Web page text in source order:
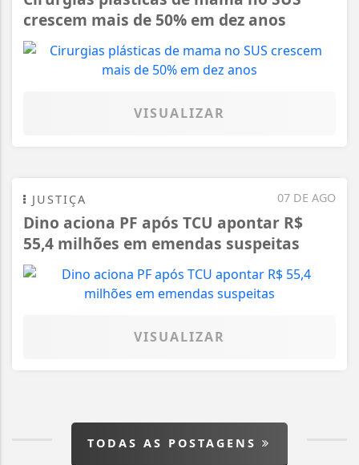
crescem mais de 50% em dez anos
VISUALIZAR
07 DE AGO
JUSTIÇA
Dino aciona PF após TCU apontar R$
55,4 milhões em emendas suspeitas
VISUALIZAR
TODAS AS POSTAGENS